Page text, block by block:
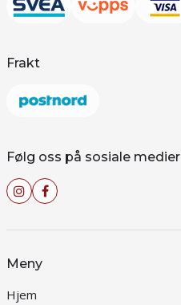
Frakt
Følg oss på sosiale medier
Meny
Hjem